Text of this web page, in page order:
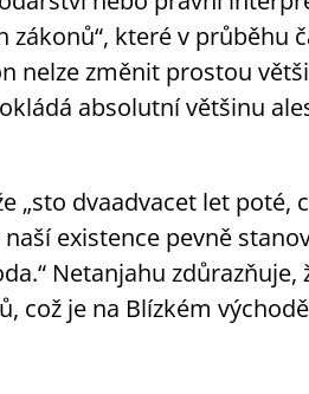
zákonů“, které v průběhu
nelze změnit prostou
absolutní většinu
„sto dvaadvacet let poté,
existence pevně
Netanjahu zdůrazňuje,
což je na Blízkém